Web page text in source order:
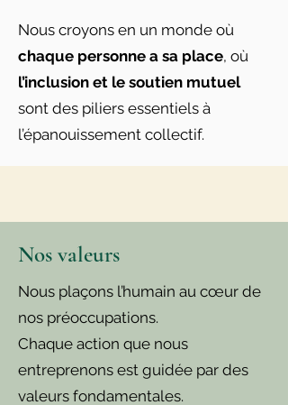
Nous croyons en un monde où
chaque personne a sa place, où
l’inclusion et le soutien mutuel
sont des piliers essentiels à
l’épanouissement collectif.
Nos valeurs
Nous plaçons l’humain au cœur de
nos préoccupations.
Chaque action que nous
entreprenons est guidée par des
valeurs fondamentales.